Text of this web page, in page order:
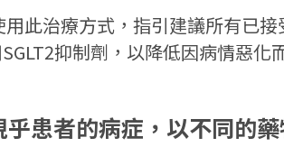
此治療方式，指引建議所有已
抑制劑，以降低因病情惡化
患者的病症，以不同的